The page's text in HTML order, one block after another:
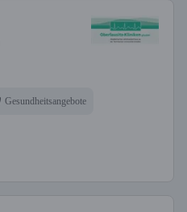
Gesundheitsangebote